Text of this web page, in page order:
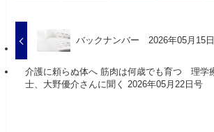
バックナンバー 2026年05月15
介護に頼らぬ体へ 筋肉は何歳でも育つ 理学
士、大野優介さんに聞く 2026年05月22日号